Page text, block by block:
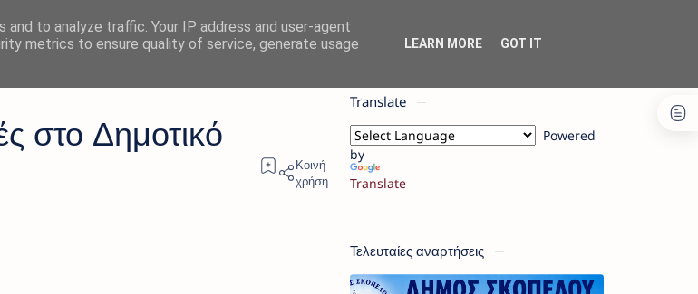
στο Δημοτικό
Translate
Powered
by
Translate
Τελευταίες αναρτήσεις
to analyze traffic. Your IP address and user-agent
metrics to ensure quality of service, generate usage
LEARN MORE GOT IT